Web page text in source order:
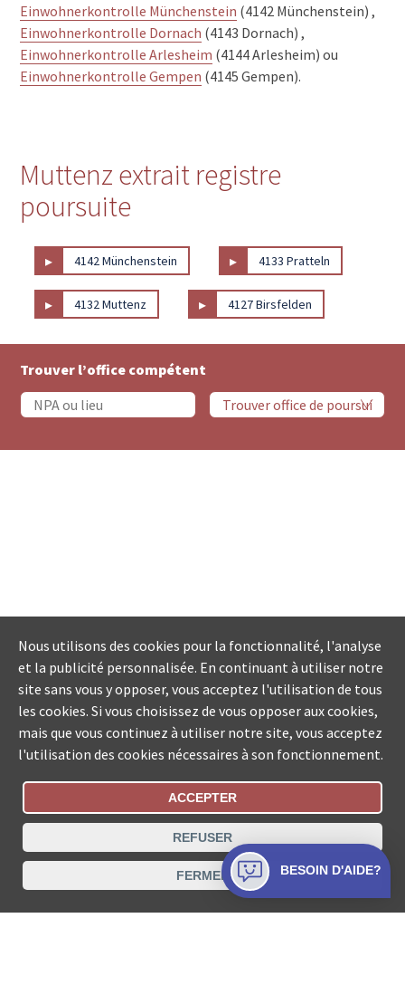
Einwohnerkontrolle Münchenstein (4142 Münchenstein) ,
Einwohnerkontrolle Dornach (4143 Dornach) ,
Einwohnerkontrolle Arlesheim (4144 Arlesheim) ou
Einwohnerkontrolle Gempen (4145 Gempen).
Muttenz extrait registre
poursuite
▸ 4142 Münchenstein ▸ 4133 Pratteln
▸ 4132 Muttenz ▸ 4127 Birsfelden
Trouver l’office compétent
Statut De La Commande
Recherche des offices de Suisse
Protection des données Mentions légales
Conditions d’utilisation Contact
Nous utilisons des cookies pour la fonctionnalité, l'analyse
et la publicité personnalisée. En continuant à utiliser notre
site sans vous y opposer, vous acceptez l'utilisation de tous
les cookies. Si vous choisissez de vous opposer aux cookies,
mais que vous continuez à utiliser notre site, vous acceptez
l'utilisation des cookies nécessaires à son fonctionnement.
ACCEPTER
REFUSER
FERMER BESOIN D'AIDE?